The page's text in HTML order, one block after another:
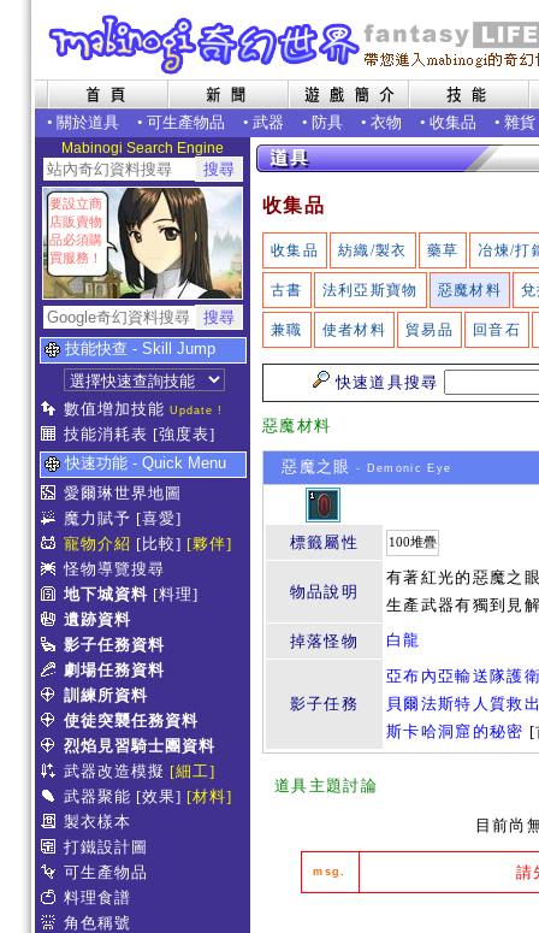
• 關於道具 • 可生產物品 • 武器 • 防具 • 衣物 • 收集品 • 雜貨
Mabinogi Search Engine
要設立商
店販賣物
品必須購
買服務！
技能快查 - Skill Jump
數值增加技能 Update !
技能消耗表 [強度表]
快速功能 - Quick Menu
愛爾琳世界地圖
魔力賦予 [喜愛]
寵物介紹 [比較] [夥伴]
怪物導覽搜尋
地下城資料 [料理]
遺跡資料
影子任務資料
劇場任務資料
訓練所資料
使徒突襲任務資料
烈焰見習騎士團資料
武器改造模擬 [細工]
武器聚能 [效果] [材料]
製衣樣本
打鐵設計圖
可生產物品
料理食譜
角色稱號
收集品
收集品 紡織/製衣 藥草 冶煉/打
古書 法利亞斯寶物 惡魔材料
兼職 使者材料 貿易品 回音石
快速道具搜尋
惡魔材料
惡魔之眼 - Demonic Eye
標籤屬性 100堆疊
物品說明
有著紅光的惡魔之
生產武器有獨到見
掉落怪物
白龍
影子任務
亞布內亞輸送隊護
貝爾法斯特人質救
斯卡哈洞窟的秘密 [
道具主題討論
目前尚
msg. 請